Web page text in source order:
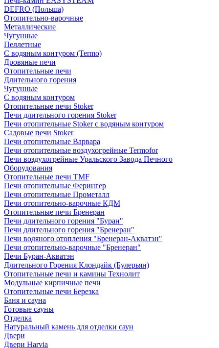
DEFRO (Польша)
Отопительно-варочные
Металлические
Чугунные
Пеллетные
С водяным контуром (Termo)
Дровяные печи
Отопительные печи
Длительного горения
Чугунные
C водяным контуром
Отопительные печи Stoker
Печи длительного горения Stoker
Печи отопительные Stoker с водяным контуром
Садовые печи Stoker
Печи отопительные Варвара
Печи отопительные воздухогрейные Termofor
Печи воздухогрейные Уральского Завода Печного
Оборудования
Отопительные печи TMF
Печи отопительные Ферингер
Печи отопительные Прометалл
Печи отопительно-варочные КДМ
Отопительные печи Бренеран
Печи длительного горения "Буран"
Печи длительного горения "Бренеран"
Печи водяного отопления "Бренеран-Акватэн"
Печи отопительно-варочные "Бренеран"
Печи Буран-Акватэн
Длительного Горения Клондайк (Булерьян)
Отопительные печи и камины Технолит
Модульные кирпичные печи
Отопительные печи Березка
Баня и сауна
Готовые сауны
Отделка
Натуральный камень для отделки саун
Двери
Двери Harvia